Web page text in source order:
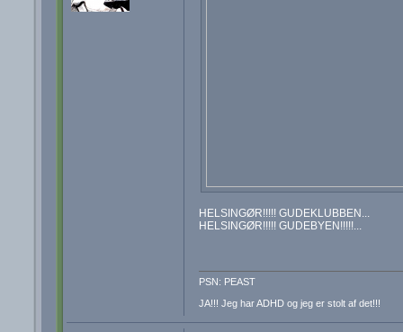
HELSINGØR!!!!! GUDEKLUBBEN...
HELSINGØR!!!!! GUDEBYEN!!!!!...
PSN: PEAST
JA!!! Jeg har ADHD og jeg er stolt af det!!!